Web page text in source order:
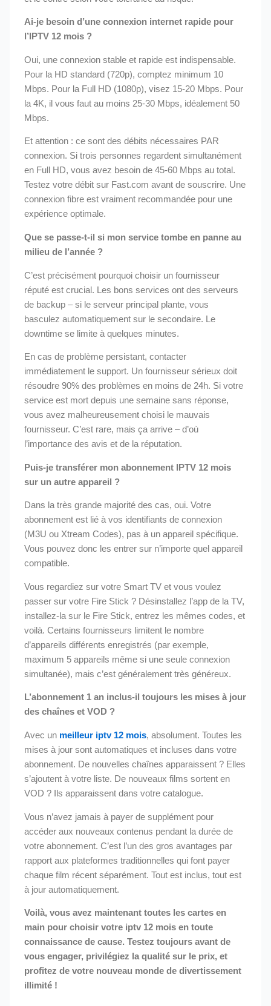
Ai-je besoin d’une connexion internet rapide pour
l’IPTV 12 mois ?
Oui, une connexion stable et rapide est indispensable.
Pour la HD standard (720p), comptez minimum 10
Mbps. Pour la Full HD (1080p), visez 15-20 Mbps. Pour
la 4K, il vous faut au moins 25-30 Mbps, idéalement 50
Mbps.
Et attention : ce sont des débits nécessaires PAR
connexion. Si trois personnes regardent simultanément
en Full HD, vous avez besoin de 45-60 Mbps au total.
Testez votre débit sur Fast.com avant de souscrire. Une
connexion fibre est vraiment recommandée pour une
expérience optimale.
Que se passe-t-il si mon service tombe en panne au
milieu de l’année ?
C’est précisément pourquoi choisir un fournisseur
réputé est crucial. Les bons services ont des serveurs
de backup – si le serveur principal plante, vous
basculez automatiquement sur le secondaire. Le
downtime se limite à quelques minutes.
En cas de problème persistant, contacter
immédiatement le support. Un fournisseur sérieux doit
résoudre 90% des problèmes en moins de 24h. Si votre
service est mort depuis une semaine sans réponse,
vous avez malheureusement choisi le mauvais
fournisseur. C’est rare, mais ça arrive – d’où
l’importance des avis et de la réputation.
Puis-je transférer mon abonnement IPTV 12 mois
sur un autre appareil ?
Dans la très grande majorité des cas, oui. Votre
abonnement est lié à vos identifiants de connexion
(M3U ou Xtream Codes), pas à un appareil spécifique.
Vous pouvez donc les entrer sur n’importe quel appareil
compatible.
Vous regardiez sur votre Smart TV et vous voulez
passer sur votre Fire Stick ? Désinstallez l’app de la TV,
installez-la sur le Fire Stick, entrez les mêmes codes, et
voilà. Certains fournisseurs limitent le nombre
d’appareils différents enregistrés (par exemple,
maximum 5 appareils même si une seule connexion
simultanée), mais c’est généralement très généreux.
L’abonnement 1 an inclus-il toujours les mises à jour
des chaînes et VOD ?
Avec un meilleur iptv 12 mois, absolument. Toutes les
mises à jour sont automatiques et incluses dans votre
abonnement. De nouvelles chaînes apparaissent ? Elles
s’ajoutent à votre liste. De nouveaux films sortent en
VOD ? Ils apparaissent dans votre catalogue.
Vous n’avez jamais à payer de supplément pour
accéder aux nouveaux contenus pendant la durée de
votre abonnement. C’est l’un des gros avantages par
rapport aux plateformes traditionnelles qui font payer
chaque film récent séparément. Tout est inclus, tout est
à jour automatiquement.
Voilà, vous avez maintenant toutes les cartes en
main pour choisir votre iptv 12 mois en toute
connaissance de cause. Testez toujours avant de
vous engager, privilégiez la qualité sur le prix, et
profitez de votre nouveau monde de divertissement
illimité !